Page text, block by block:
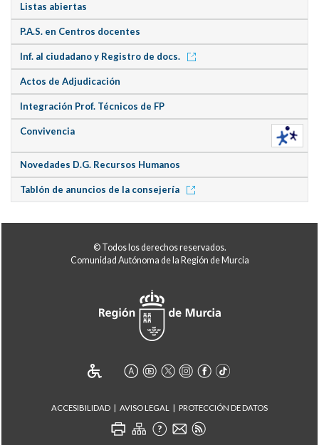
Listas abiertas
P.A.S. en Centros docentes
Inf. al ciudadano y Registro de docs.
Actos de Adjudicación
Integración Prof. Técnicos de FP
Convivencia
Novedades D.G. Recursos Humanos
Tablón de anuncios de la consejería
© Todos los derechos reservados.
Comunidad Autónoma de la Región de Murcia
ACCESIBILIDAD AVISO LEGAL PROTECCIÓN DE DATOS